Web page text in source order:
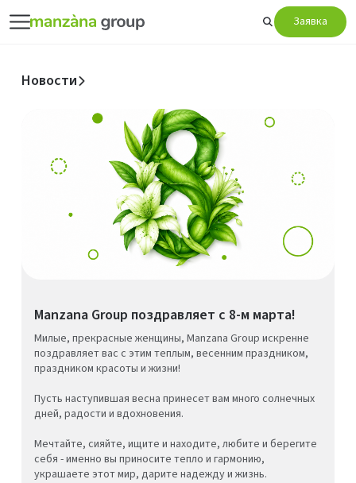
Заявка
Новости
Manzana Group поздравляет с 8-м марта!
Милые, прекрасные женщины, Manzana Group искренне
поздравляет вас с этим теплым, весенним праздником,
праздником красоты и жизни!
Пусть наступившая весна принесет вам много солнечных
дней, радости и вдохновения.
Мечтайте, сияйте, ищите и находите, любите и берегите
себя - именно вы приносите тепло и гармонию,
украшаете этот мир, дарите надежду и жизнь.